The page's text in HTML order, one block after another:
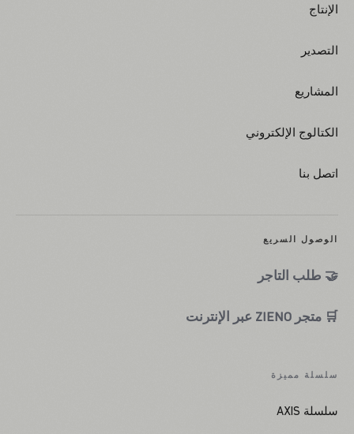
الإنتاج
التصدير
المشاريع
الكتالوج الإلكتروني
اتصل بنا
الوصول السريع
🤝 طلب التاجر
🛒 متجر ZIENO عبر الإنترنت
سلسلة مميزة
سلسلة AXIS